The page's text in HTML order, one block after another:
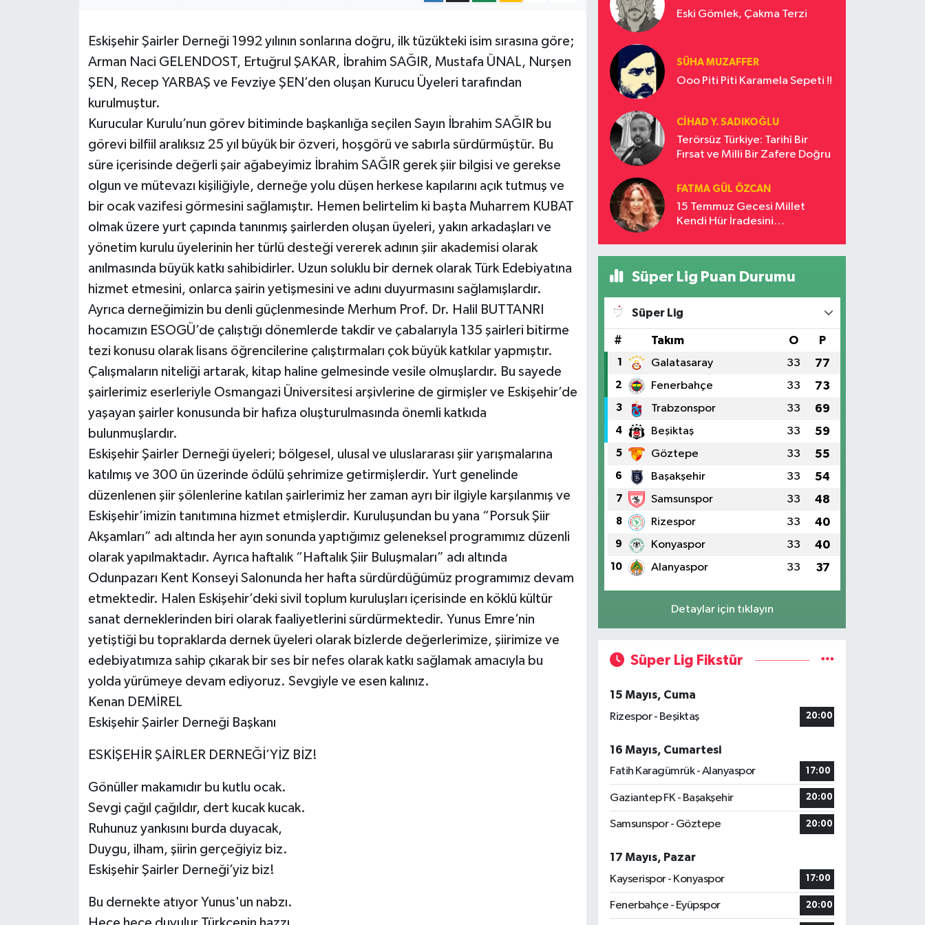
Eskişehir Şairler Derneği 1992 yılının sonlarına doğru, ilk tüzükteki isim sırasına göre;
Arman Naci GELENDOST, Ertuğrul ŞAKAR, İbrahim SAĞIR, Mustafa ÜNAL, Nurşen
ŞEN, Recep YARBAŞ ve Fevziye ŞEN’den oluşan Kurucu Üyeleri tarafından
kurulmuştur.
Kurucular Kurulu’nun görev bitiminde başkanlığa seçilen Sayın İbrahim SAĞIR bu
görevi bilfiil aralıksız 25 yıl büyük bir özveri, hoşgörü ve sabırla sürdürmüştür. Bu
süre içerisinde değerli şair ağabeyimiz İbrahim SAĞIR gerek şiir bilgisi ve gerekse
olgun ve mütevazı kişiliğiyle, derneğe yolu düşen herkese kapılarını açık tutmuş ve
bir ocak vazifesi görmesini sağlamıştır. Hemen belirtelim ki başta Muharrem KUBAT
olmak üzere yurt çapında tanınmış şairlerden oluşan üyeleri, yakın arkadaşları ve
yönetim kurulu üyelerinin her türlü desteği vererek adının şiir akademisi olarak
anılmasında büyük katkı sahibidirler. Uzun soluklu bir dernek olarak Türk Edebiyatına
hizmet etmesini, onlarca şairin yetişmesini ve adını duyurmasını sağlamışlardır.
Ayrıca derneğimizin bu denli güçlenmesinde Merhum Prof. Dr. Halil BUTTANRI
hocamızın ESOGÜ’de çalıştığı dönemlerde takdir ve çabalarıyla 135 şairleri bitirme
tezi konusu olarak lisans öğrencilerine çalıştırmaları çok büyük katkılar yapmıştır.
Çalışmaların niteliği artarak, kitap haline gelmesinde vesile olmuşlardır. Bu sayede
şairlerimiz eserleriyle Osmangazi Üniversitesi arşivlerine de girmişler ve Eskişehir’de
yaşayan şairler konusunda bir hafıza oluşturulmasında önemli katkıda
bulunmuşlardır.
Eskişehir Şairler Derneği üyeleri; bölgesel, ulusal ve uluslararası şiir yarışmalarına
katılmış ve 300 ün üzerinde ödülü şehrimize getirmişlerdir. Yurt genelinde
düzenlenen şiir şölenlerine katılan şairlerimiz her zaman ayrı bir ilgiyle karşılanmış ve
Eskişehir’imizin tanıtımına hizmet etmişlerdir. Kuruluşundan bu yana “Porsuk Şiir
Akşamları” adı altında her ayın sonunda yaptığımız geleneksel programımız düzenli
olarak yapılmaktadır. Ayrıca haftalık “Haftalık Şiir Buluşmaları” adı altında
Odunpazarı Kent Konseyi Salonunda her hafta sürdürdüğümüz programımız devam
etmektedir. Halen Eskişehir’deki sivil toplum kuruluşları içerisinde en köklü kültür
sanat derneklerinden biri olarak faaliyetlerini sürdürmektedir. Yunus Emre’nin
yetiştiği bu topraklarda dernek üyeleri olarak bizlerde değerlerimize, şiirimize ve
edebiyatımıza sahip çıkarak bir ses bir nefes olarak katkı sağlamak amacıyla bu
yolda yürümeye devam ediyoruz. Sevgiyle ve esen kalınız.
Kenan DEMİREL
Eskişehir Şairler Derneği Başkanı
ESKİŞEHİR ŞAİRLER DERNEĞİ’YİZ BİZ!
Gönüller makamıdır bu kutlu ocak.
Sevgi çağıl çağıldır, dert kucak kucak.
Ruhunuz yankısını burda duyacak,
Duygu, ilham, şiirin gerçeğiyiz biz.
Eskişehir Şairler Derneği’yiz biz!
Bu dernekte atıyor Yunus'un nabzı.
Eski Gömlek, Çakma Terzi
SÜHA MUZAFFER
Ooo Piti Piti Karamela Sepeti !!
CIHAD Y. SADIKOĞLU
Terörsüz Türkiye: Tarihî Bir
Fırsat ve Milli Bir Zafere Doğru
FATMA GÜL ÖZCAN
15 Temmuz Gecesi Millet
Kendi Hür İradesini
Süper Lig Puan Durumu
Süper Lig
# Takım O P
1 Galatasaray 33 77
2 Fenerbahçe 33 73
3 Trabzonspor 33 69
4 Beşiktaş 33 59
5 Göztepe 33 55
6 Başakşehir 33 54
7 Samsunspor 33 48
8 Rizespor 33 40
9 Konyaspor 33 40
10 Alanyaspor 33 37
Detaylar için tıklayın
Süper Lig Fikstür
15 Mayıs, Cuma
Rizespor - Beşiktaş
20:00
16 Mayıs, Cumartesi
Fatih Karagümrük - Alanyaspor
17:00
Gaziantep FK - Başakşehir 20:00
Samsunspor - Göztepe 20:00
17 Mayıs, Pazar
Kayserispor - Konyaspor
17:00
Fenerbahçe - Eyüpspor 20:00